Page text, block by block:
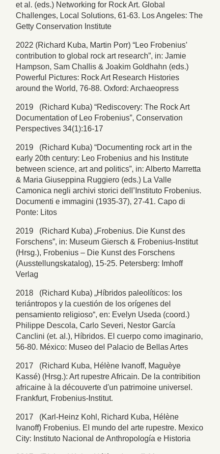
et al. (eds.) Networking for Rock Art. Global
Challenges, Local Solutions, 61-63. Los Angeles: The
Getty Conservation Institute
2022 (Richard Kuba, Martin Porr) “Leo Frobenius’
contribution to global rock art research”, in: Jamie
Hampson, Sam Challis & Joakim Goldhahn (eds.)
Powerful Pictures: Rock Art Research Histories
around the World, 76-88. Oxford: Archaeopress
2019 (Richard Kuba) “Rediscovery: The Rock Art
Documentation of Leo Frobenius”, Conservation
Perspectives 34(1):16-17
2019 (Richard Kuba) “Documenting rock art in the
early 20th century: Leo Frobenius and his Institute
between science, art and politics”, in: Alberto Marretta
& Maria Giuseppina Ruggiero (eds.) La Valle
Camonica negli archivi storici dell’Instituto Frobenius.
Documenti e immagini (1935-37), 27-41. Capo di
Ponte: Litos
2019 (Richard Kuba) „Frobenius. Die Kunst des
Forschens”, in: Museum Giersch & Frobenius-Institut
(Hrsg.), Frobenius – Die Kunst des Forschens
(Ausstellungskatalog), 15-25. Petersberg: Imhoff
Verlag
2018 (Richard Kuba) „Híbridos paleolíticos: los
teriántropos y la cuestión de los orígenes del
pensamiento religioso“, en: Evelyn Useda (coord.)
Philippe Descola, Carlo Severi, Nestor García
Canclini (et. al.), Híbridos. El cuerpo como imaginario,
56-80. México: Museo del Palacio de Bellas Artes
2017 (Richard Kuba, Hélène Ivanoff, Maguèye
Kassé) (Hrsg.): Art rupestre Africain. De la contribition
africaine à la découverte d'un patrimoine universel.
Frankfurt, Frobenius-Institut.
2017 (Karl-Heinz Kohl, Richard Kuba, Hélène
Ivanoff) Frobenius. El mundo del arte rupestre. Mexico
City: Instituto Nacional de Anthropología e Historia